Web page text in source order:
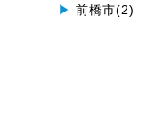
▶ 前橋市(2)